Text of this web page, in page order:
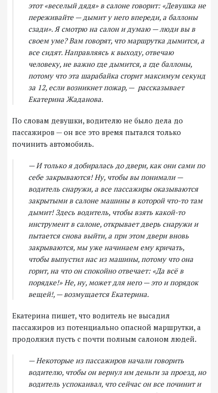
этот «веселый дядя» в салоне говорит: «Девушка не
переживайте — дымит у него впереди, а баллоны
сзади». Я смотрю на салон и думаю — люди вы в
своем уме? Вам говорят, что маршрутка дымится, а
все сидят. Направляясь к выходу, отвечаю
человеку, не важно где дымится, а где баллоны,
потому что эта шарабайка сгорит максимум секунд
за 12, если возникнет пожар, — рассказывает
Екатерина Жаданова.
По словам девушки, водителю не было дела до
пассажиров — он все это время пытался только
починить автомобиль.
— И только я добиралась до двери, как они сами по
себе закрываются! Ну, чтобы вы понимали —
водитель снаружи, а все пассажиры оказываются
закрытыми в салоне машины в которой что-то там
дымит! Здесь водитель, чтобы взять какой-то
инструмент в салоне, открывает дверь снаружи и
пытается снова выйти, а при этом двери вновь
закрываются, мы уже начинаем ему кричать,
чтобы выпустил нас из машины, потому что она
горит, на что он спокойно отвечает: «Да всё в
порядке!» Не, ну, может для него — это и порядок
вещей!, — возмущается Екатерина.
Екатерина пишет, что водитель не высадил
пассажиров из потенциально опасной маршрутки, а
продолжил пусть с почти полным салоном людей.
— Некоторые из пассажиров начали говорить
водителю, чтобы он вернул им деньги за проезд, но
водитель успокаивал, что сейчас он все починит и